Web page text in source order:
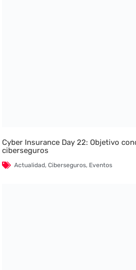
Cyber Insurance Day 22: Objetivo
ciberseguros
Actualidad,Ciberseguros, Eventos